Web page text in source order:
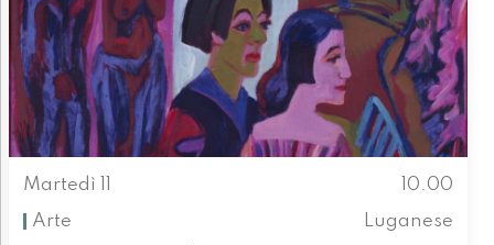
Martedì 11
10.00
Arte
Luganese